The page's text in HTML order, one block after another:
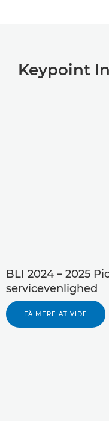
Keypoint
BLI 2024 – 2025
servicevenlighed
FÅ MERE AT VIDE